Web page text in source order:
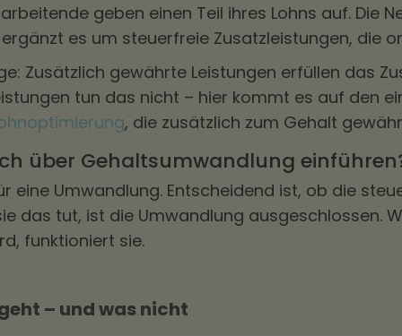
geben einen Teil ihres Lohns auf. Die
es um steuerfreie Zusatzleistungen, die
Zusätzlich gewährte Leistungen erfüllen das
tun das nicht – hier kommt es auf den
, die zusätzlich zum Gehalt
über Gehaltsumwandlung
eine Umwandlung. Entscheidend ist, ob die
das tut, ist die Umwandlung ausgeschlossen.
funktioniert sie.
– und was nicht